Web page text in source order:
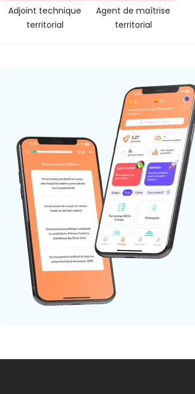
Adjoint technique
territorial
Agent de maîtrise
territorial